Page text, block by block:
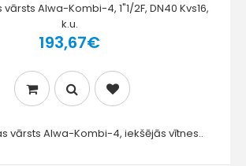
Alwa-Kombi-4, 1"1/2F, DN40 Kvs16,
k.u.
193,67€
vārsts Alwa-Kombi-4, iekšējās vītnes..